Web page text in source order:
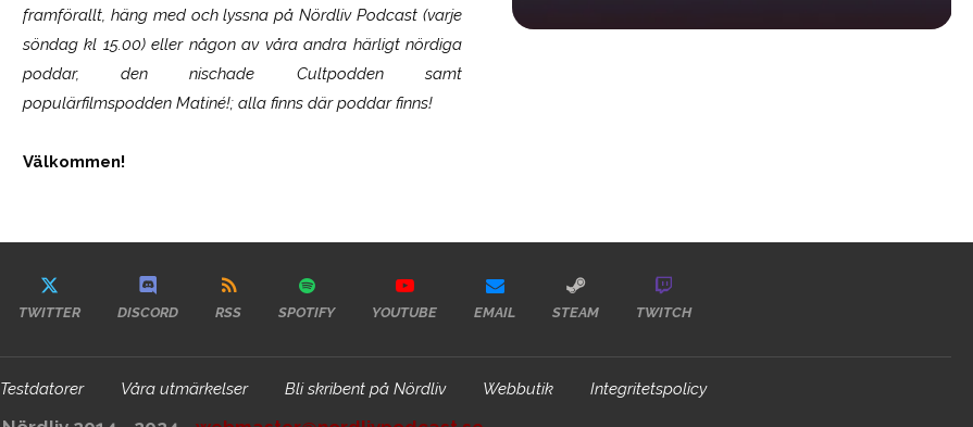
framförallt, häng med och lyssna på Nördliv Podcast (varje
söndag kl 15.00) eller någon av våra andra härligt nördiga
poddar, den nischade Cultpodden samt
populärfilmspodden Matiné!; alla finns där poddar finns!
Välkommen!
TWITTER DISCORD RSS SPOTIFY YOUTUBE EMAIL STEAM TWITCH
Testdatorer Våra utmärkelser Bli skribent på Nördliv Webbutik Integritetspolicy